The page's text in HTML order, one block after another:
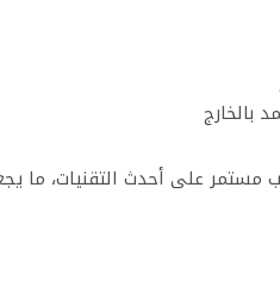
بالخارج
مستمر على أحدث التقنيات، ما